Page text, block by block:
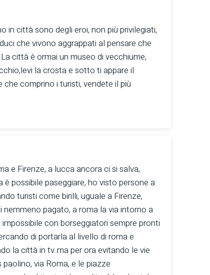
in città sono degli eroi, non più privilegiati,
che vivono aggrappati al pensare che
città è ormai un museo di vecchiume,
la crosta e sotto ti appare il
che comprino i turisti, vendete il più
e Firenze, a lucca ancora ci si salva,
possibile paseggiare, ho visto persone a
turisti come birilli, uguale a Firenze,
pagato, a roma la via intorno a
con borseggiatori sempre pronti
di portarla al livello di roma e
la città in tv..ma per ora evitando le vie
via Roma, e le piazze